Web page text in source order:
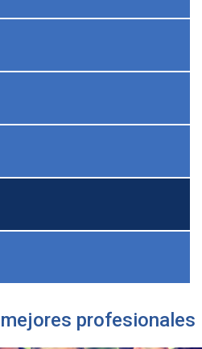
profesionales